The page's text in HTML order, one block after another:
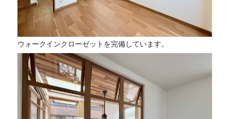
ウォークインクローゼットを完備しています。